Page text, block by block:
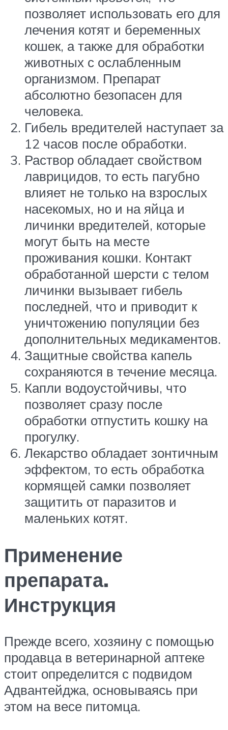
позволяет использовать его для
лечения котят и беременных
кошек, а также для обработки
животных с ослабленным
организмом. Препарат
абсолютно безопасен для
человека.
Гибель вредителей наступает за
12 часов после обработки.
Раствор обладает свойством
лаврицидов, то есть пагубно
влияет не только на взрослых
насекомых, но и на яйца и
личинки вредителей, которые
могут быть на месте
проживания кошки. Контакт
обработанной шерсти с телом
личинки вызывает гибель
последней, что и приводит к
уничтожению популяции без
дополнительных медикаментов.
Защитные свойства капель
сохраняются в течение месяца.
Капли водоустойчивы, что
позволяет сразу после
обработки отпустить кошку на
прогулку.
Лекарство обладает зонтичным
эффектом, то есть обработка
кормящей самки позволяет
защитить от паразитов и
маленьких котят.
Применение
препарата.
Инструкция
Прежде всего, хозяину с помощью
продавца в ветеринарной аптеке
стоит определится с подвидом
Адвантейджа, основываясь при
этом на весе питомца.